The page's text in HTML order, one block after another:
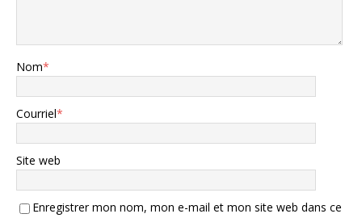
Nom*
Courriel*
Site web
Enregistrer mon nom, mon e-mail et mon site web dans ce